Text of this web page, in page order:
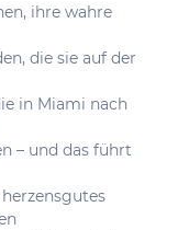
ihre wahre
die sie auf der
in Miami nach
– und das führt